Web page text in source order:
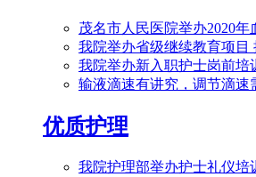
茂名市人民医院举办2020
我院举办省级继续教育项目
我院举办新入职护士岗前培
输液滴速有讲究，调节滴速
优质护理
我院护理部举办护士礼仪培